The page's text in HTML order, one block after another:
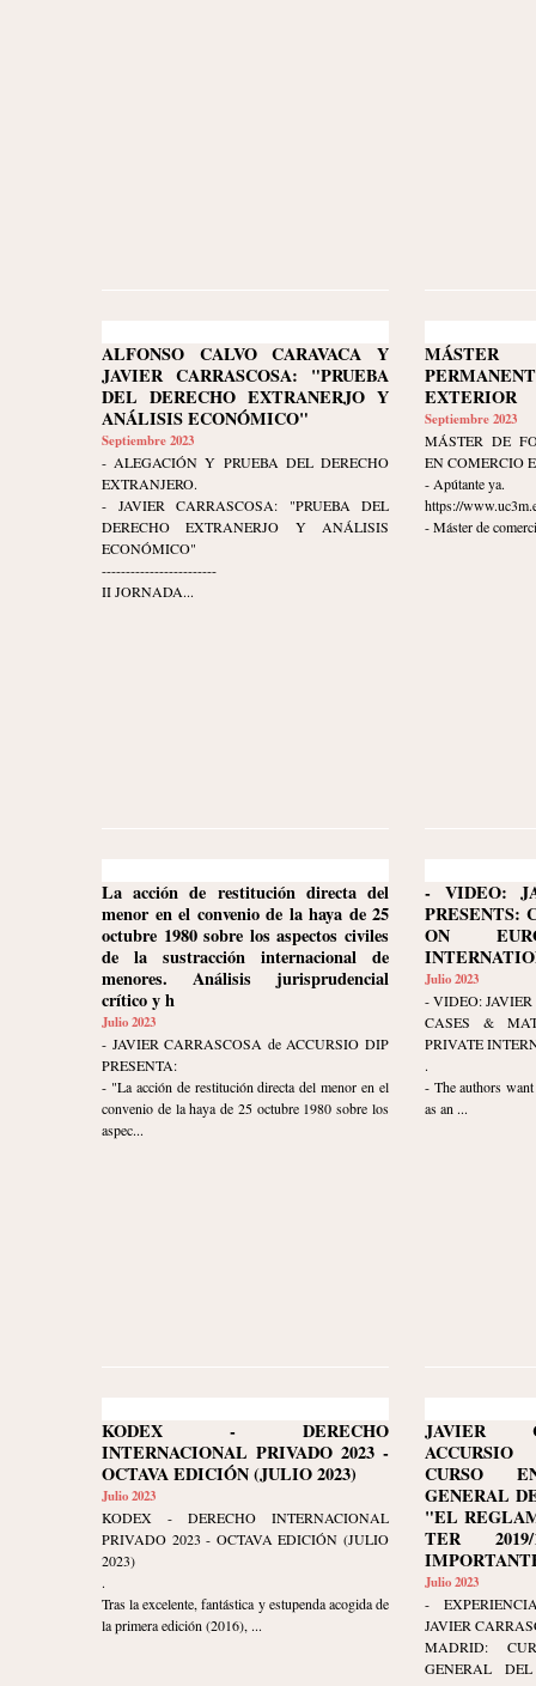
ALFONSO CALVO CARAVACA Y
JAVIER CARRASCOSA: "PRUEBA
DEL DERECHO EXTRANERJO Y
ANÁLISIS ECONÓMICO"
Septiembre 2023
- ALEGACIÓN Y PRUEBA DEL DERECHO
EXTRANJERO.
- JAVIER CARRASCOSA: "PRUEBA DEL
DERECHO EXTRANERJO Y ANÁLISIS
ECONÓMICO"
------------------------
II JORNADA...
MÁSTER
EXTERIOR
Septiembre 2023
MÁSTER DE
EN COMERCIO
- Apútante ya.
https://
- Máster de
La acción de restitución directa del
menor en el convenio de la haya de 25
octubre 1980 sobre los aspectos civiles
de la sustracción internacional de
menores. Análisis jurisprudencial
crítico y h
Julio 2023
- JAVIER CARRASCOSA de ACCURSIO DIP
PRESENTA:
- "La acción de restitución directa del menor en el
convenio de la haya de 25 octubre 1980 sobre los
aspec...
- VIDEO:
PRESENTS:
ON
Julio 2023
- VIDEO:
CASES &
PRIVATE
.
- The authors
as an ...
KODEX - DERECHO
INTERNACIONAL PRIVADO 2023 -
OCTAVA EDICIÓN (JULIO 2023)
Julio 2023
KODEX - DERECHO INTERNACIONAL
PRIVADO 2023 - OCTAVA EDICIÓN (JULIO
2023)
.
Tras la excelente, fantástica y estupenda acogida de
la primera edición (2016), ...
JAVIER
CURSO
GENERAL
"EL
TER 2019/
Julio 2023
-
JAVIER
MADRID:
GENERAL